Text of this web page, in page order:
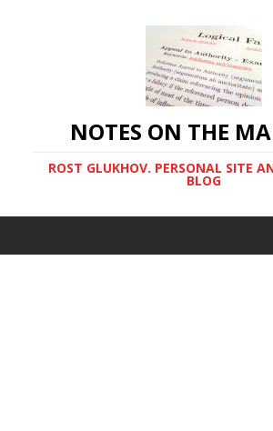
NOTES ON THE
ROST GLUKHOV. PERSONAL SITE
BLOG